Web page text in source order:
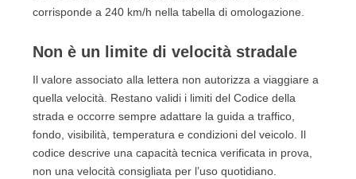
8.1. Scegliere in base alla velocità massima
8.2. Pensare che H venga prima di U e quindi
8.3. Leggere ZR senza la descrizione di servizio
finale
8.4. Ignorare stagione e data del cambio
8.5. Dimenticare pressione, carico e stato dello
pneumatico
corrisponde a 240 km/h nella tabella di omologazione.
Non è un limite di velocità stradale
Il valore associato alla lettera non autorizza a viaggiare a
quella velocità. Restano validi i limiti del Codice della
strada e occorre sempre adattare la guida a traffico,
fondo, visibilità, temperatura e condizioni del veicolo. Il
codice descrive una capacità tecnica verificata in prova,
non una velocità consigliata per l’uso quotidiano.